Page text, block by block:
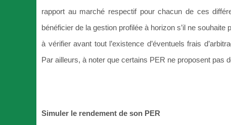
rapport au marché respectif pour chacun de ces
bénéficier de la gestion profilée à horizon s’il ne
à vérifier avant tout l’existence d’éventuels frais
Par ailleurs, à noter que certains PER ne proposent pas
Simuler le rendement de son PER